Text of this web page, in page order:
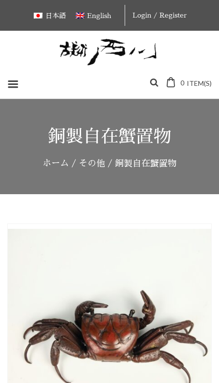
content
日本語 English Login / Register
0 ITEM(S)
銅製自在蟹置物
ホーム / その他 / 銅製自在蟹置物